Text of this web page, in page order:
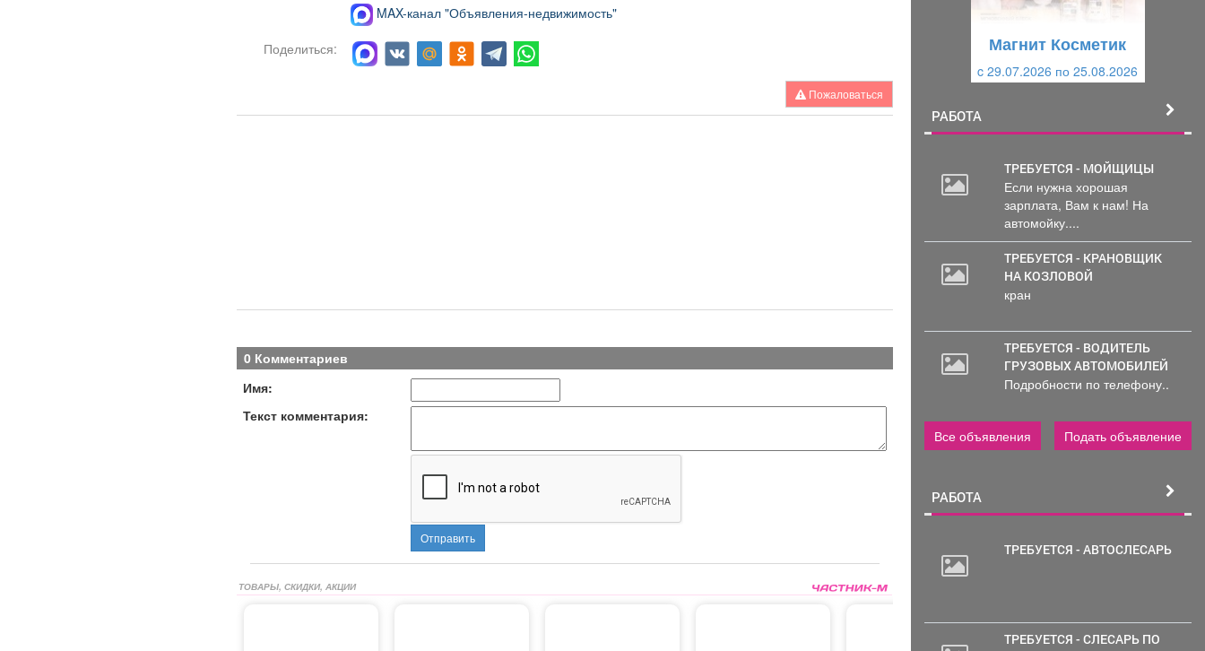
MAX-канал "Объявления-недвижимость"
Поделиться:
Пожаловаться
0 Комментариев
Имя:
Текст комментария:
Отправить
ТОВАРЫ, СКИДКИ, АКЦИИ
Магнит Косметик
c 29.07.2026 по 25.08.2026
РАБОТА
ТРЕБУЕТСЯ - МОЙЩИЦЫ
Если нужна хорошая
зарплата, Вам к нам! На
автомойку....
ТРЕБУЕТСЯ - КРАНОВЩИК
НА КОЗЛОВОЙ
кран
ТРЕБУЕТСЯ - ВОДИТЕЛЬ
ГРУЗОВЫХ АВТОМОБИЛЕЙ
Подробности по телефону..
Все объявления Подать объявление
РАБОТА
ТРЕБУЕТСЯ - АВТОСЛЕСАРЬ
ТРЕБУЕТСЯ - СЛЕСАРЬ ПО